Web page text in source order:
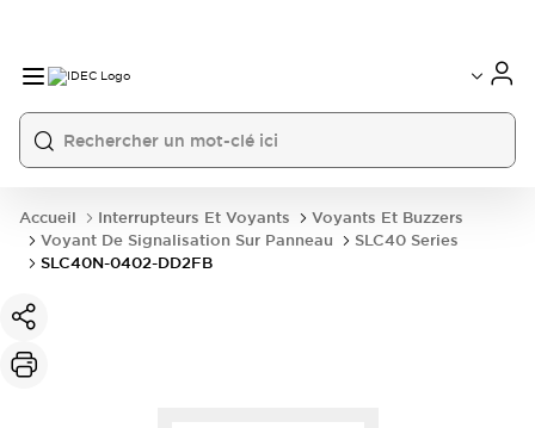
Accueil Interrupteurs Et Voyants
Voyants Et Buzzers
Voyant De Signalisation Sur Panneau
SLC40 Series
SLC40N-0402-DD2FB